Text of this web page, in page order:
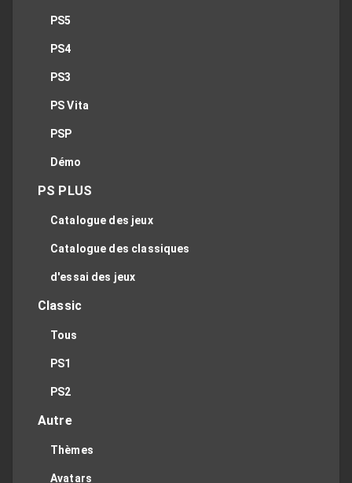
PS5
PS4
PS3
PS Vita
PSP
Démo
PS PLUS
Catalogue des jeux
Catalogue des classiques
d'essai des jeux
Classic
Tous
PS1
PS2
Autre
Thèmes
Avatars